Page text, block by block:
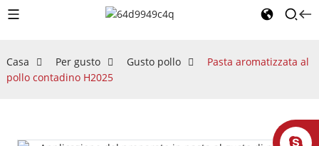
Casa Per gusto Gusto pollo
Pasta aromatizzata al
pollo contadino H2025